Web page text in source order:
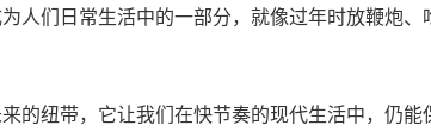
人们日常生活中的一部分，就像过年时放鞭炮
的纽带，它让我们在快节奏的现代生活中，仍